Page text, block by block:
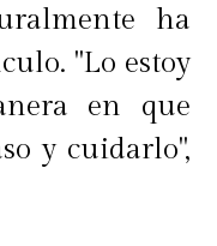
ha
"Lo estoy
en que
y cuidarlo",